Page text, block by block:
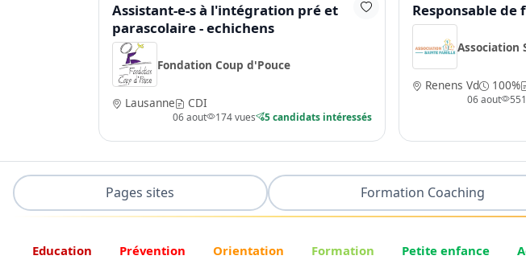
Assistant-e-s à l'intégration pré et
parascolaire - echichens
Fondation Coup d'Pouce
Lausanne CDI
06 aout 174 vues 5 candidats intéressés
Responsable de
Association
Renens Vd 100%
06 aout
Pages sites Formation Coaching
Education Prévention Orientation Formation Petite enfance